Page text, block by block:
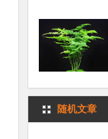
随机文章